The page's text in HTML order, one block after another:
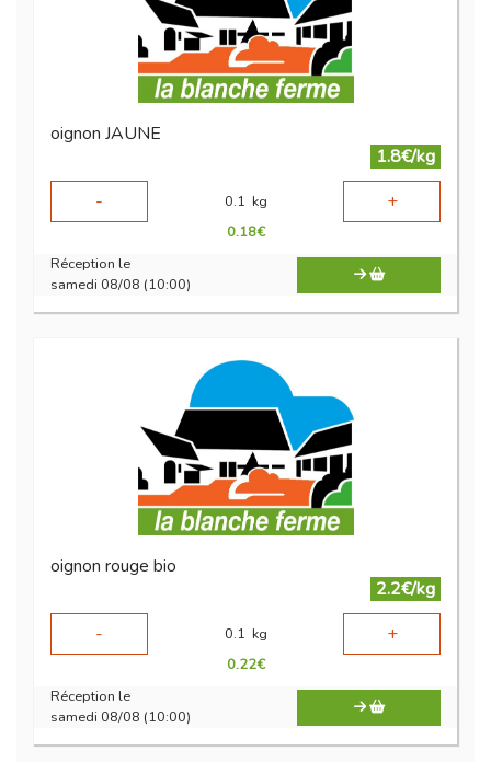
oignon JAUNE
1.8€/kg
-
0.1 kg +
0.18€
Réception le
samedi 08/08 (10:00)
oignon rouge bio
2.2€/kg
-
0.1 kg +
0.22€
Réception le
samedi 08/08 (10:00)